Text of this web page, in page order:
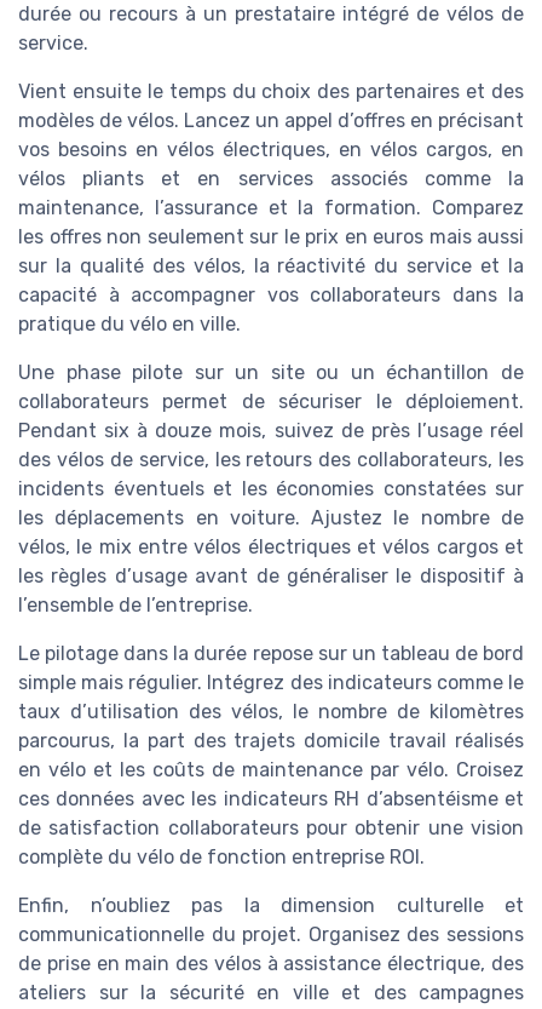
durée ou recours à un prestataire intégré de vélos de
service.
Vient ensuite le temps du choix des partenaires et des
modèles de vélos. Lancez un appel d’offres en précisant
vos besoins en vélos électriques, en vélos cargos, en
vélos pliants et en services associés comme la
maintenance, l’assurance et la formation. Comparez
les offres non seulement sur le prix en euros mais aussi
sur la qualité des vélos, la réactivité du service et la
capacité à accompagner vos collaborateurs dans la
pratique du vélo en ville.
Une phase pilote sur un site ou un échantillon de
collaborateurs permet de sécuriser le déploiement.
Pendant six à douze mois, suivez de près l’usage réel
des vélos de service, les retours des collaborateurs, les
incidents éventuels et les économies constatées sur
les déplacements en voiture. Ajustez le nombre de
vélos, le mix entre vélos électriques et vélos cargos et
les règles d’usage avant de généraliser le dispositif à
l’ensemble de l’entreprise.
Le pilotage dans la durée repose sur un tableau de bord
simple mais régulier. Intégrez des indicateurs comme le
taux d’utilisation des vélos, le nombre de kilomètres
parcourus, la part des trajets domicile travail réalisés
en vélo et les coûts de maintenance par vélo. Croisez
ces données avec les indicateurs RH d’absentéisme et
de satisfaction collaborateurs pour obtenir une vision
complète du vélo de fonction entreprise ROI.
Enfin, n’oubliez pas la dimension culturelle et
communicationnelle du projet. Organisez des sessions
de prise en main des vélos à assistance électrique, des
ateliers sur la sécurité en ville et des campagnes